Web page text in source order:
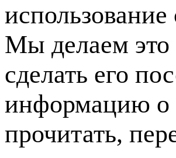
Мы делаем это
сделать его
информацию о
прочитать,